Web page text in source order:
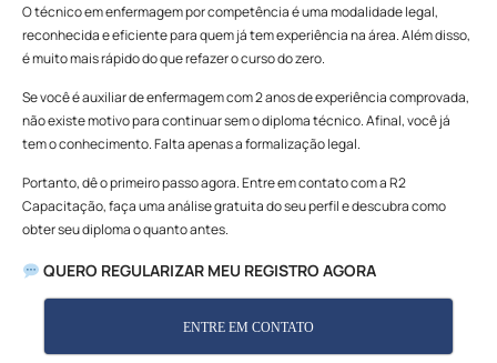
O técnico em enfermagem por competência é uma modalidade legal,
reconhecida e eficiente para quem já tem experiência na área. Além disso,
é muito mais rápido do que refazer o curso do zero.
Se você é auxiliar de enfermagem com 2 anos de experiência comprovada,
não existe motivo para continuar sem o diploma técnico. Afinal, você já
tem o conhecimento. Falta apenas a formalização legal.
Portanto, dê o primeiro passo agora. Entre em contato com a R2
Capacitação, faça uma análise gratuita do seu perfil e descubra como
obter seu diploma o quanto antes.
QUERO REGULARIZAR MEU REGISTRO AGORA
ENTRE EM CONTATO